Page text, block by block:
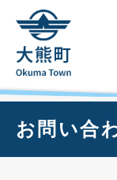
頭
お問い合